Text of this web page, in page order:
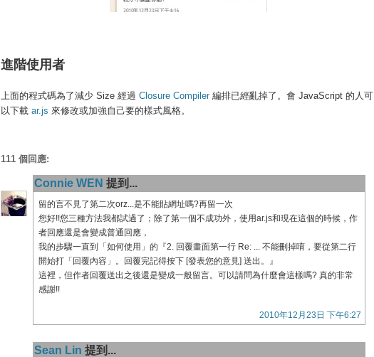
進階使用者
上面的程式碼為了減少 Size 經過 Closure Compiler編排已經亂掉了。會 JavaScript 的人可
以下載 ar.js 來修改或加強自己要的樣式風格。
111 個回應:
Connie WEN 提到...
留的言不見了第二次orz...是不能貼網址嗎?再留一次
您好!!您三種方法我都試過了；除了第一個不成功外，使用ar.js和現在這個的時候，作
者回應還是會變成普通回應，
我的步驟一直到「如何使用」的『2. 回覆畫面第一行 Re: ... 不能刪掉唷，要從第二行
開始打「回覆內容」。回覆完記得按下 [發表您的意見] 送出。』
這裡，但作者回覆送出之後還是變成一般留言。可以請問為什麼會這樣嗎? 真的非常
感謝!!
2010年12月23日 下午6:27
Sean Lin 提到...